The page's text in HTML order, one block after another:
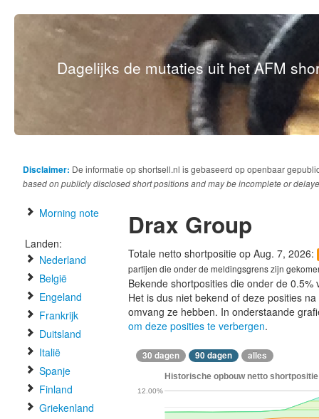
Dagelijks de mutaties uit het AFM
Disclaimer: De informatie op shortsell.nl is gebaseerd op openbaar
based on publicly disclosed short positions and may be incomplete or
Morning note
Landen:
Nederland
België
Engeland
Frankrijk
Duitsland
Italië
Spanje
Finland
Griekenland
Drax Group
Totale netto shortpositie op Aug. 7, 2026:
partijen die onder de meldingsgrens zijn
Bekende shortposities die onder de
Het is dus niet bekend of deze posities
omvang ze hebben. In onderstaande
om deze posities te verbergen.
30 dagen 90 dagen alles
Historische opbouw netto
12.00%